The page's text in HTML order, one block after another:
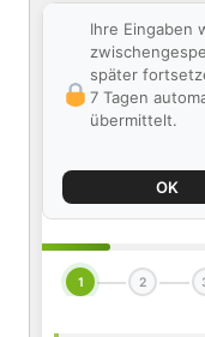
Ihre Eingaben
später
7 Tagen
übermittelt.
OK
1 2